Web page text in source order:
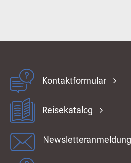
Kontaktformular
Reisekatalog
Newsletteranmeldung